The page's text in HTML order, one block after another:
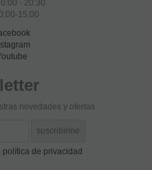
- 20:30
15:00
novedades y ofertas
política de privacidad